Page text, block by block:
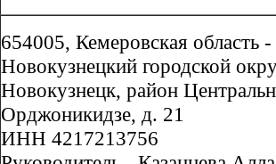
654005, Кемеровская область -
Новокузнецкий городской
Новокузнецк, район
Орджоникидзе, д. 21
ИНН 4217213756